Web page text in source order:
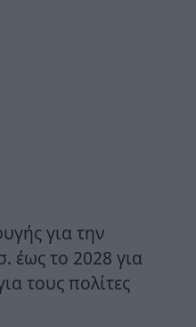
για την
έως το 2028 για
τους πολίτες